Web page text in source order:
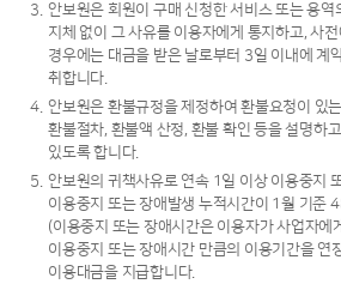
3.
안보원은 회원이 구매 신청한 서비스 또는 용
지체 없이 그 사유를 이용자에게 통지하고, 사
경우에는 대금을 받은 날로부터 3일 이내에 계
취합니다.
4. 안보원은 환불규정을 제정하여 환불요청이 있
환불절차, 환불액 산정, 환불 확인 등을 설명하
있도록 합니다.
5.
안보원의 귀책사유로 연속 1일 이상 이용중지
이용중지 또는 장애발생 누적시간이 1월 기준
(이용중지 또는 장애시간은 이용자가 사업자에
이용중지 또는 장애시간 만큼의 이용기간을 연
이용대금을 지급합니다.